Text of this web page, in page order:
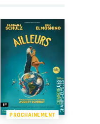
PROCHAINEMENT